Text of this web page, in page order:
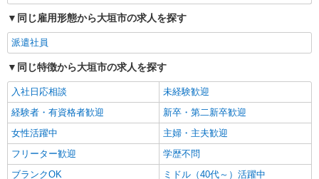
同じ雇用形態から大垣市の求人を探す
派遣社員
同じ特徴から大垣市の求人を探す
入社日応相談
未経験歓迎
経験者・有資格者歓迎
新卒・第二新卒歓迎
女性活躍中
主婦・主夫歓迎
フリーター歓迎
学歴不問
ブランクOK
ミドル（40代～）活躍中